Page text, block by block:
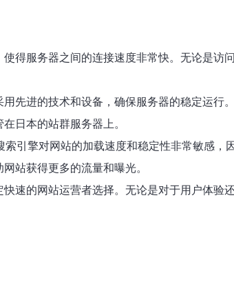
得服务器之间的连接速度非常快。无论是
先进的技术和设备，确保服务器的稳定运
日本的站群服务器上。
引擎对网站的加载速度和稳定性非常敏感
站获得更多的流量和曝光。
速的网站运营者选择。无论是对于用户体